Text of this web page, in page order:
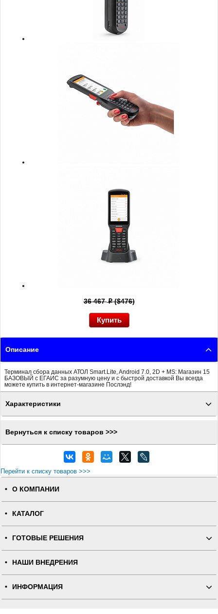
36 467p($476)
Описание
Терминал сбора данных АТОЛ Smart.Lite, Android 7.0, 2D + MS: Магазин 15
БАЗОВЫЙ с ЕГАИС за разумную цену и с быстрой доставкой Вы всегда
можете купить в интернет-магазине Послэнд!
Характеристики
Вернуться к списку товаров >>>
Перейти к списку товаров >>>
О КОМПАНИИ
КАТАЛОГ
ГОТОВЫЕ РЕШЕНИЯ
НАШИ ВНЕДРЕНИЯ
ИНФОРМАЦИЯ